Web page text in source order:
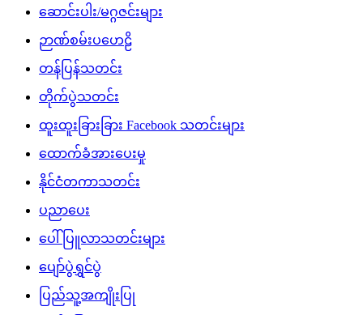
ဆောင်းပါး/မဂ္ဂဇင်းများ
ဉာဏ်စမ်းပဟေဠိ
တန်ပြန်သတင်း
တိုက်ပွဲသတင်း
ထူးထူးခြားခြား Facebook သတင်းများ
ထောက်ခံအားပေးမှု
နိုင်ငံတကာသတင်း
ပညာပေး
ပေါ်ပြူလာသတင်းများ
ပျော်ပွဲရွှင်ပွဲ
ပြည်သူ့အကျိုးပြု